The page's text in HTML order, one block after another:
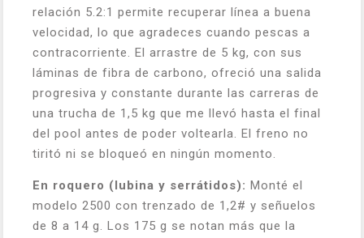
relación 5.2:1 permite recuperar línea a buena
velocidad, lo que agradeces cuando pescas a
contracorriente. El arrastre de 5 kg, con sus
láminas de fibra de carbono, ofreció una salida
progresiva y constante durante las carreras de
una trucha de 1,5 kg que me llevó hasta el final
del pool antes de poder voltearla. El freno no
tiritó ni se bloqueó en ningún momento.
En roquero (lubina y serrátidos): Monté el
modelo 2500 con trenzado de 1,2# y señuelos
de 8 a 14 g. Los 175 g se notan más que la